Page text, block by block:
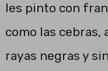
les pinto con
como las cebras,
rayas negras y